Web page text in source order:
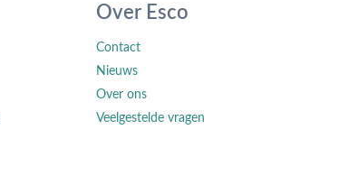
Over Esco
Contact
Nieuws
Over ons
Veelgestelde vragen